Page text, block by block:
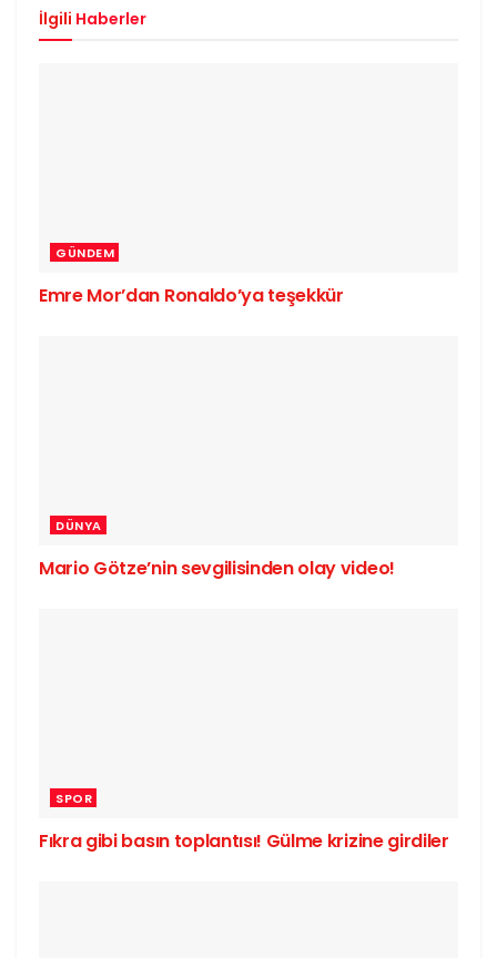
İlgili Haberler
GÜNDEM
Emre Mor’dan Ronaldo’ya teşekkür
DÜNYA
Mario Götze’nin sevgilisinden olay video!
SPOR
Fıkra gibi basın toplantısı! Gülme krizine girdiler